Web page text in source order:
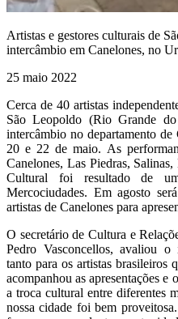
Artistas e gestores culturais de
intercâmbio em Canelones, no
25 maio 2022
Cerca de 40 artistas
São Leopoldo (Rio Grande
intercâmbio no departamento
20 e 22 de maio. As
Canelones, Las Piedras,
Cultural foi resultado de
Mercociudades. Em agosto
artistas de Canelones para
O secretário de Cultura e
Pedro Vasconcellos, avaliou
tanto para os artistas brasileiros
acompanhou as apresentações
a troca cultural entre diferentes
nossa cidade foi bem